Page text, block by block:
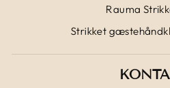
Rauma
Strikket